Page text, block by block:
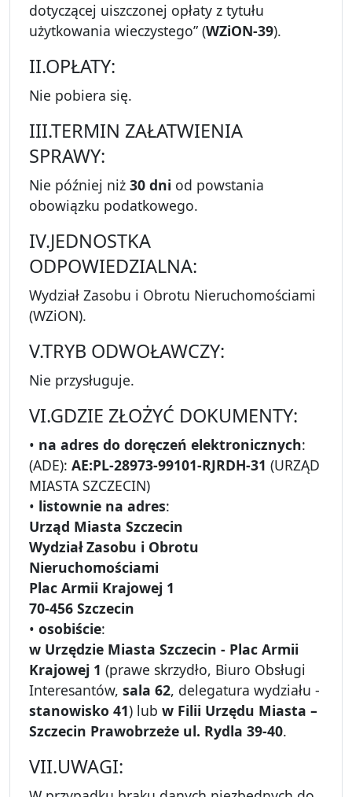
dotyczącej uiszczonej opłaty z tytułu
użytkowania wieczystego” (WZiON-39).
II.OPŁATY:
Nie pobiera się.
III.TERMIN ZAŁATWIENIA
SPRAWY:
Nie później niż 30 dni od powstania
obowiązku podatkowego.
IV.JEDNOSTKA
ODPOWIEDZIALNA:
Wydział Zasobu i Obrotu Nieruchomościami
(WZiON).
V.TRYB ODWOŁAWCZY:
Nie przysługuje.
VI.GDZIE ZŁOŻYĆ DOKUMENTY:
• na adres do doręczeń elektronicznych:
(ADE): AE:PL-28973-99101-RJRDH-31 (URZĄD
MIASTA SZCZECIN)
• listownie na adres:
Urząd Miasta Szczecin
Wydział Zasobu i Obrotu
Nieruchomościami
Plac Armii Krajowej 1
70-456 Szczecin
• osobiście:
w Urzędzie Miasta Szczecin - Plac Armii
Krajowej 1 (prawe skrzydło, Biuro Obsługi
Interesantów, sala 62, delegatura wydziału -
stanowisko 41) lub w Filii Urzędu Miasta –
Szczecin Prawobrzeże ul. Rydla 39-40.
VII.UWAGI: